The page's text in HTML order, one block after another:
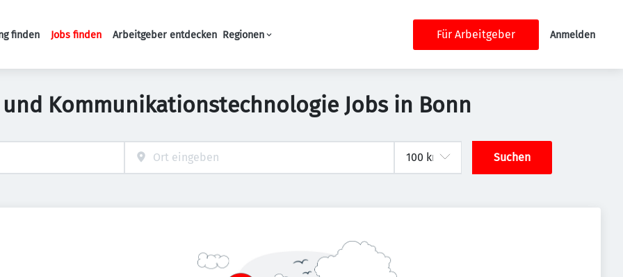
Haupt-Navigation
finden Jobs finden Arbeitgeber entdecken Regionen Für Arbeitgeber Anmelden
Kommunikationstechnologie Jobs in Bonn
Suchen